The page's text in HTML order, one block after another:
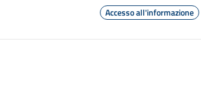
Accesso all'informazione